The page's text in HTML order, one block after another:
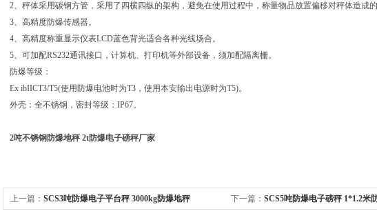
2、秤体采用碳钢方管，采用了四横四纵的架构，避免在使用过程中，称量物品放置偏移对秤体造成
3、高精度防爆传感器。
4、高精度称重显示仪表LCD蓝色背光适合各种光线场合。
5、可加配RS232通讯接口，计算机、打印机等外部设备，须加配隔离栅。
防爆等级：
Ex ibIICT3/T5(使用防爆电池时为T3，使用本安输出电源时为T5)。
外壳：全不锈钢，密封等级：IP67。
2吨不锈钢防爆地秤 2t防爆电子磅秤厂家
上一篇： SCS3吨防爆电子平台秤 3000kg防爆地秤 下一篇： SCS5吨防爆电子磅秤 1*1.2米